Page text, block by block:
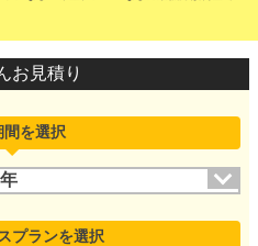
お見積り
間を選択
プランを選択